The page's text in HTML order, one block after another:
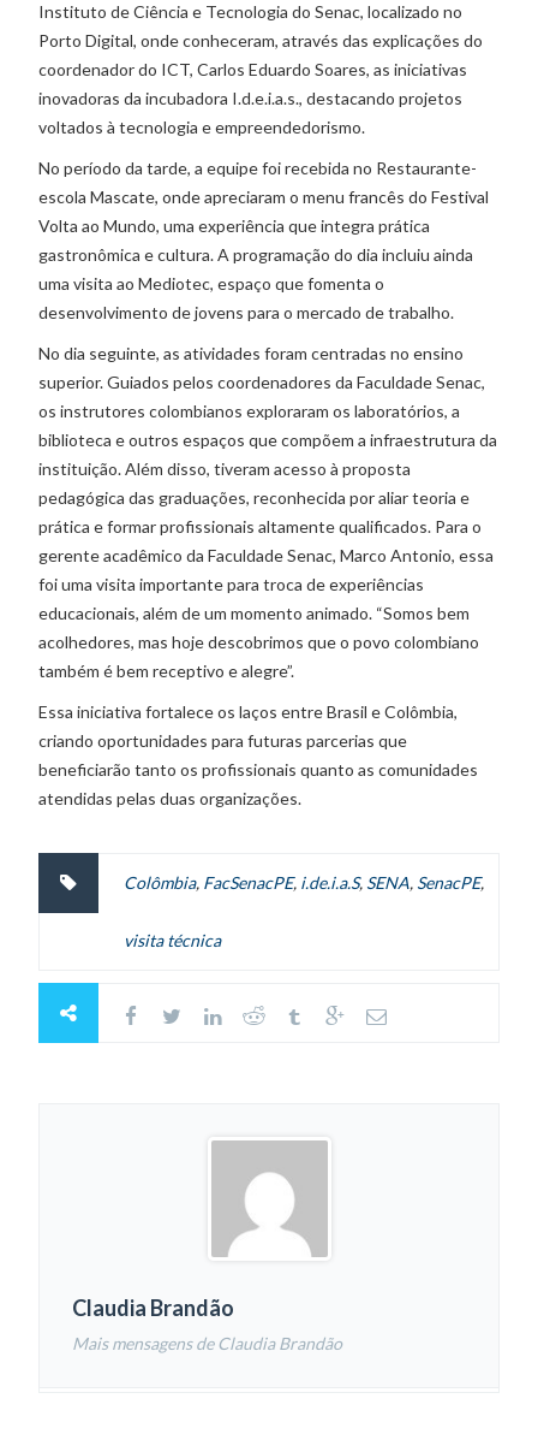
Instituto de Ciência e Tecnologia do Senac, localizado no
Porto Digital, onde conheceram, através das explicações do
coordenador do ICT, Carlos Eduardo Soares, as iniciativas
inovadoras da incubadora I.d.e.i.a.s., destacando projetos
voltados à tecnologia e empreendedorismo.
No período da tarde, a equipe foi recebida no Restaurante-
escola Mascate, onde apreciaram o menu francês do Festival
Volta ao Mundo, uma experiência que integra prática
gastronômica e cultura. A programação do dia incluiu ainda
uma visita ao Mediotec, espaço que fomenta o
desenvolvimento de jovens para o mercado de trabalho.
No dia seguinte, as atividades foram centradas no ensino
superior. Guiados pelos coordenadores da Faculdade Senac,
os instrutores colombianos exploraram os laboratórios, a
biblioteca e outros espaços que compõem a infraestrutura da
instituição. Além disso, tiveram acesso à proposta
pedagógica das graduações, reconhecida por aliar teoria e
prática e formar profissionais altamente qualificados. Para o
gerente acadêmico da Faculdade Senac, Marco Antonio, essa
foi uma visita importante para troca de experiências
educacionais, além de um momento animado. “Somos bem
acolhedores, mas hoje descobrimos que o povo colombiano
também é bem receptivo e alegre”.
Essa iniciativa fortalece os laços entre Brasil e Colômbia,
criando oportunidades para futuras parcerias que
beneficiarão tanto os profissionais quanto as comunidades
atendidas pelas duas organizações.
Colômbia, FacSenacPE, i.de.i.a.S, SENA, SenacPE,
visita técnica
Claudia Brandão
Mais mensagens de Claudia Brandão